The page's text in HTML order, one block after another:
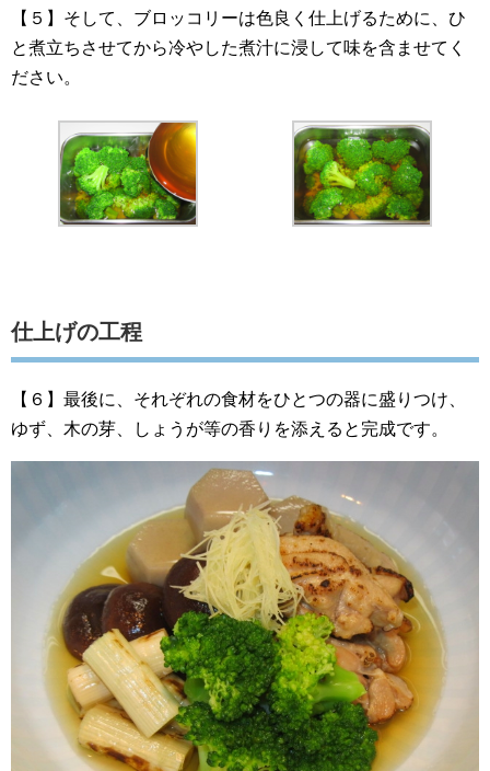
【５】そして、ブロッコリーは色良く仕上げるために、ひ
と煮立ちさせてから冷やした煮汁に浸して味を含ませてく
ださい。
仕上げの工程
【６】最後に、それぞれの食材をひとつの器に盛りつけ、
ゆず、木の芽、しょうが等の香りを添えると完成です。